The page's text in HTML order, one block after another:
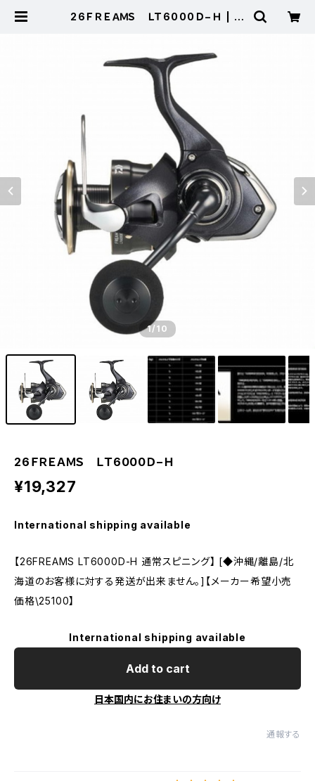
26ＦＲＥＡＭＳ ＬＴ6000Ｄ−Ｈ | 東
1/10
26ＦＲＥＡＭＳ ＬＴ6000Ｄ−Ｈ
¥19,327
International shipping available
【26FREAMS LT6000D-H 通常スピニング】 [◆沖縄/離島/北
海道のお客様に対する発送が出来ません。]【メーカー希望小売
価格\25100】
International shipping available
Add to cart
日本国内にお住まいの方向け
通報する